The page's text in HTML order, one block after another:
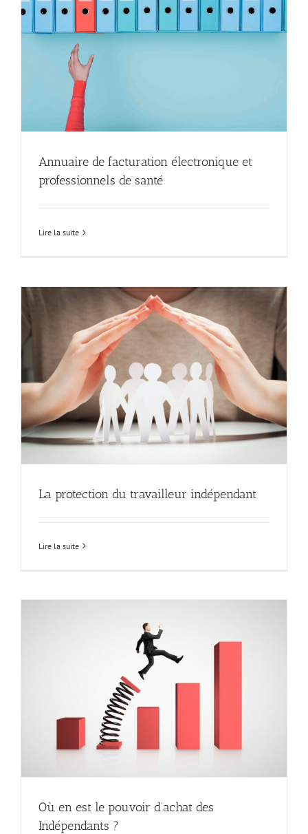
Annuaire de facturation électronique et
professionnels de santé
Lire la suite
La protection du travailleur indépendant
Lire la suite
Où en est le pouvoir d’achat des
Indépendants ?